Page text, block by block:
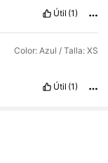
Útil (1)
Color: Azul / Talla: XS
Útil (1)